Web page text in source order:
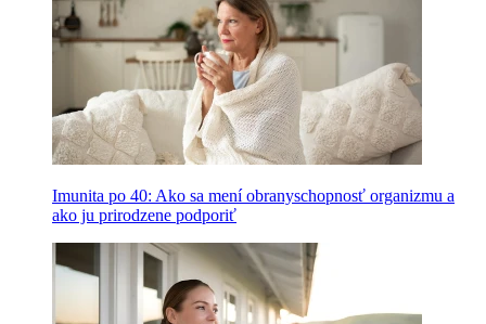
Imunita po 40: Ako sa mení obranyschopnosť organizmu a
ako ju prirodzene podporiť